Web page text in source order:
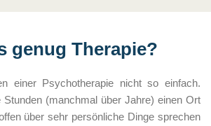
genug Therapie?
einer Psychotherapie nicht so einfach.
(manchmal über Jahre) einen Ort
über sehr persönliche Dinge sprechen